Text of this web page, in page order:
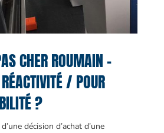
CHER ROUMAIN –
/ POUR
?
décision d’achat d’une